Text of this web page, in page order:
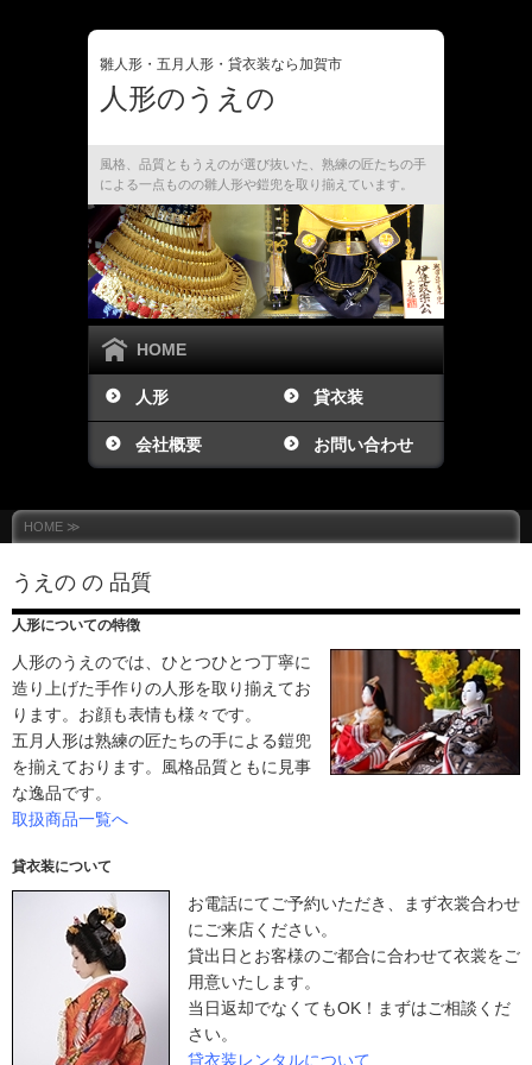
雛人形・五月人形・貸衣装なら加賀市
人形のうえの
風格、品質ともうえのが選び抜いた、熟練の匠たちの手
による一点ものの雛人形や鎧兜を取り揃えています。
HOME
人形 貸衣装
会社概要 お問い合わせ
HOME ≫
うえの の 品質
人形についての特徴
人形のうえのでは、ひとつひとつ丁寧に
造り上げた手作りの人形を取り揃えてお
ります。お顔も表情も様々です。
五月人形は熟練の匠たちの手による鎧兜
を揃えております。風格品質ともに見事
な逸品です。
取扱商品一覧へ
貸衣装について
お電話にてご予約いただき、まず衣裳合わせ
にご来店ください。
貸出日とお客様のご都合に合わせて衣裳をご
用意いたします。
当日返却でなくてもOK！まずはご相談くだ
さい。
貸衣装レンタルについて